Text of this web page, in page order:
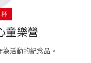
童樂營
活動的紀念品。